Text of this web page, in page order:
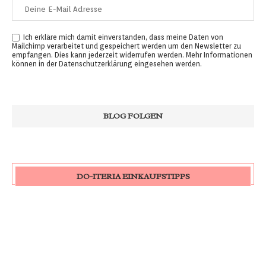
Ich erkläre mich damit einverstanden, dass meine Daten von
Mailchimp verarbeitet und gespeichert werden um den Newsletter zu
empfangen. Dies kann jederzeit widerrufen werden. Mehr Informationen
können in der Datenschutzerklärung eingesehen werden.
DO-ITERIA EINKAUFSTIPPS